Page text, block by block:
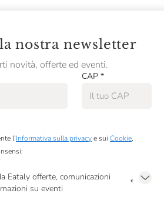
nostra newsletter
novità, offerte ed eventi.
CAP *
l’Informativa sulla privacye sui Cookie,
Eataly offerte, comunicazioni
su eventi
*